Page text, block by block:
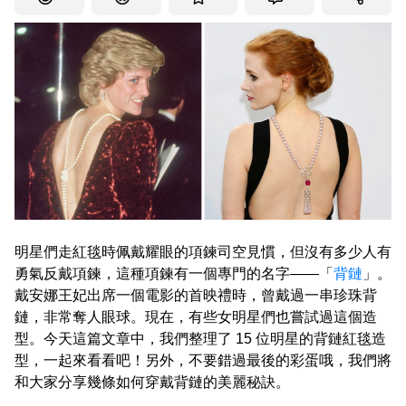
明星們走紅毯時佩戴耀眼的項鍊司空見慣，但沒有多少人有
勇氣反戴項鍊，這種項鍊有一個專門的名字——「 背鏈 」。
戴安娜王妃出席一個電影的首映禮時，曾戴過一串珍珠背
鏈，非常奪人眼球。現在，有些女明星們也嘗試過這個造
型。今天這篇文章中，我們整理了 15 位明星的背鏈紅毯造
型，一起來看看吧！另外，不要錯過最後的彩蛋哦，我們將
和大家分享幾條如何穿戴背鏈的美麗秘訣。